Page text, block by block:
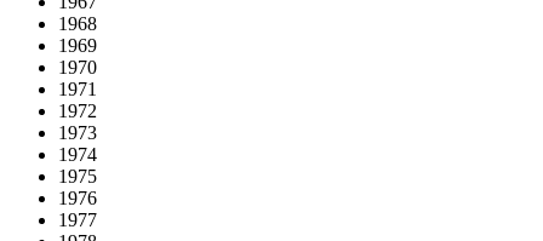
1968
1969
1970
1971
1972
1973
1974
1975
1976
1977